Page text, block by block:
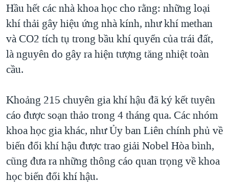
THƯỢNG ĐỈNH TRUMP-KIM TẠI VIỆT NAM
TRỊNH VĨNH BÌNH VS. CHÍNH PHỦ VIỆT NAM
NGƯ DÂN VIỆT VÀ LÀN SÓNG TRỘM HẢI SÂM
Hầu hết các nhà khoa học cho rằng: những loại
khí thải gây hiệu ứng nhà kính, như khí methan
và CO2 tích tụ trong bầu khí quyển của trái đất,
là nguyên do gây ra hiện tượng tăng nhiệt toàn
cầu.
Khoảng 215 chuyên gia khí hậu đã ký kết tuyên
cáo được soạn thảo trong 4 tháng qua. Các nhóm
khoa học gia khác, như Ủy ban Liên chính phủ về
biến đổi khí hậu được trao giải Nobel Hòa bình,
cũng đưa ra những thông cáo quan trọng về khoa
học biến đổi khí hậu.